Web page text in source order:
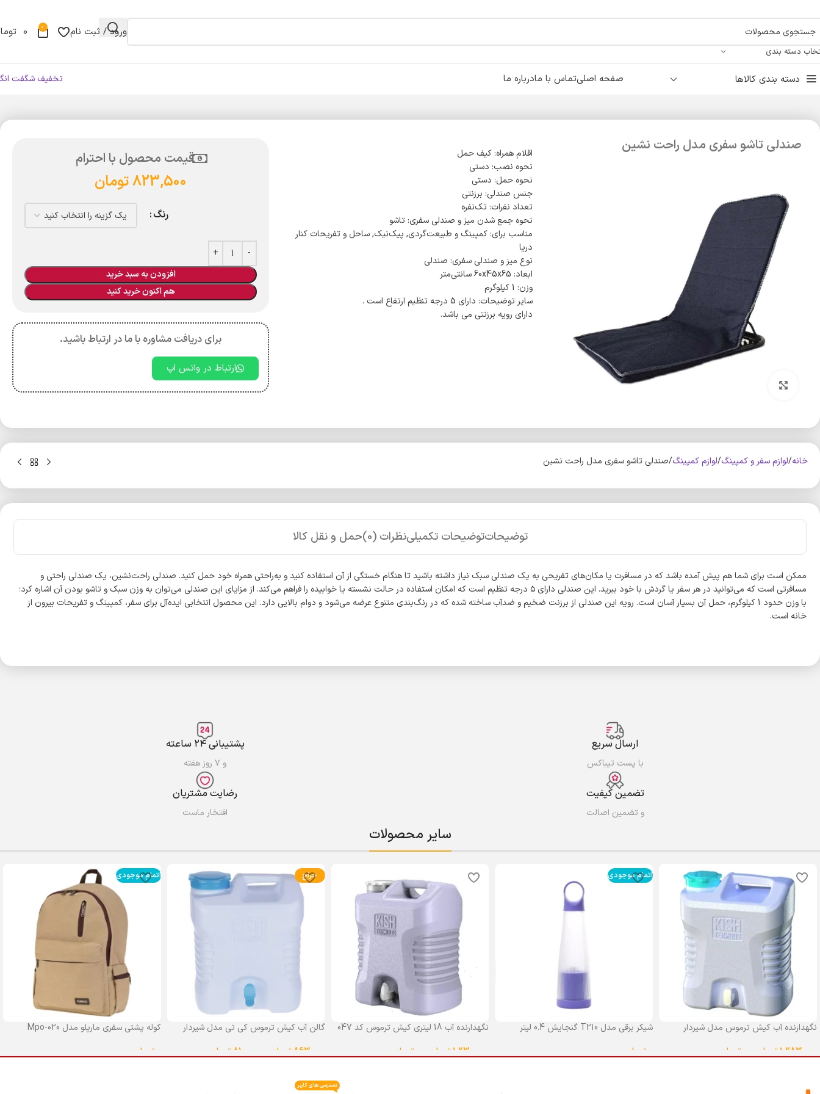
دسته بندی
ورود / ثبت نام 0
0
دسته بندی کالاها صفحه اصلیتماس با مادرباره ما تخفیف شگفت
صندلی تاشو سفری مدل راحت نشین
اقلام همراه: کیف حمل
نحوه نصب: دستی
نحوه حمل: دستی
جنس صندلی: برزنتی
تعداد نفرات: تک‌نفره
نحوه جمع شدن میز و صندلی سفری: تاشو
مناسب برای: کمپینگ و طبیعت‌گردی, پیک‌نیک, ساحل و تفریحات کنار
دریا
نوع میز و صندلی سفری: صندلی
ابعاد: 60x45x65 سانتی‌متر
وزن: 1 کیلوگرم
سایر توضیحات: دارای 5 درجه تنظیم ارتفاع است .
دارای رویه برزنتی می باشد.
قیمت محصول با احترام
823,500تومان
رنگ
افزودن به سبد خرید
هم اکنون خرید کنید
برای دریافت مشاوره با ما در ارتباط باشید.
ارتباط در واتس اپ
خانه لوازم سفر و کمپینگ لوازم کمپینگ صندلی تاشو سفری مدل راحت نشین
توضیحاتتوضیحات تکمیلینظرات (0) حمل و نقل کالا
ممکن است برای شما هم پیش آمده باشد که در مسافرت یا مکان‌های تفریحی به یک صندلی سبک نیاز داشته باشید تا هنگام خستگی از آن استفاده کنید و به‌راحتی همراه خود حمل کنید. صندلی راحت‌نشین، یک صندلی راحتی و
مسافرتی است که می‌توانید در هر سفر یا گردش با خود ببرید. این صندلی دارای ۵ درجه تنظیم است که امکان استفاده در حالت نشسته یا خوابیده را فراهم می‌کند. از مزایای این صندلی می‌توان به وزن سبک و تاشو بودن آن اشاره کرد؛
با وزن حدود 1 کیلوگرم، حمل آن بسیار آسان است. رویه این صندلی از برزنت ضخیم و ضدآب ساخته شده که در رنگ‌بندی متنوع عرضه می‌شود و دوام بالایی دارد. این محصول انتخابی ایده‌آل برای سفر، کمپینگ و تفریحات بیرون از
خانه است.
ارسال سریع
با پست تیباکس
پشتیبانی ۲۴ ساعته
و ۷ روز هفته
تضمین کیفیت
و تضمین اصالت
رضایت مشتریان
افتخار ماست
سایر محصولات
نگهدارنده آب کیش ترموس مدل شیردار
1,283,000تومان تومان
اتمام موجودی
شیکر برقی مدل T210 گنجایش 0.4 لیتر
تومان
نگهدارنده آب 18 لیتری کیش ترموس کد 047
1,230,000تومان تومان
حراج
گالن آب کیش ترموس کی تی مدل شیردار
863,000 تومان 810,000 تومان
اتمام موجودی
کوله پشتی سفری مارپلو مدل Mpo-020
تومان
دسترسی های کاربر